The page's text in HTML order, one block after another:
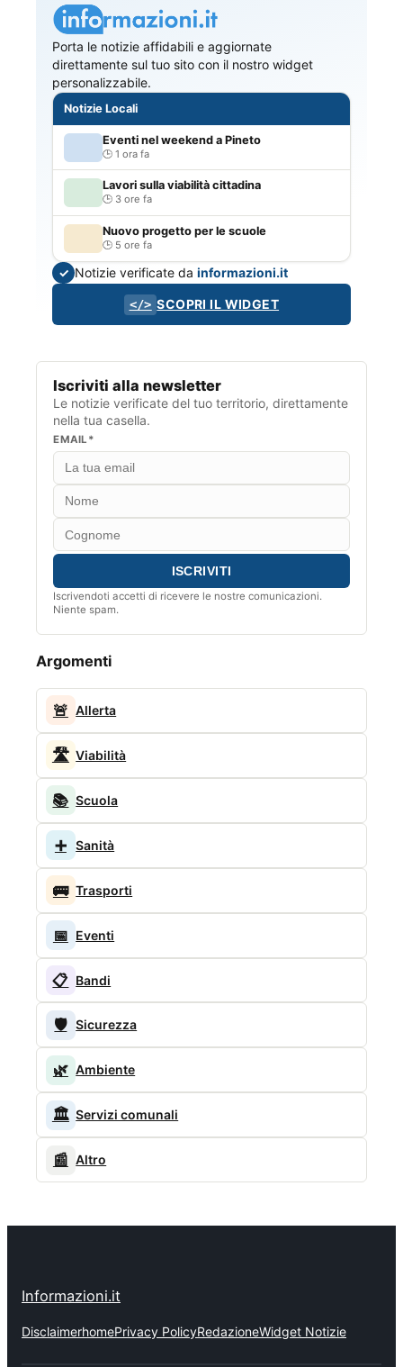
Porta le notizie affidabili e aggiornate
direttamente sul tuo sito con il nostro widget
personalizzabile.
Notizie Locali
Eventi nel weekend a Pineto
1 ora fa
Lavori sulla viabilità cittadina
3 ore fa
Nuovo progetto per le scuole
5 ore fa
✓ Notizie verificate dainformazioni.it
</> SCOPRI IL WIDGET
Iscriviti alla newsletter
Le notizie verificate del tuo territorio, direttamente
nella tua casella.
EMAIL*
Iscrivendoti accetti di ricevere le nostre comunicazioni.
Niente spam.
Argomenti
🚨 Allerta
🛣️ Viabilità
📚 Scuola
➕ Sanità
🚌 Trasporti
📅 Eventi
📋 Bandi
🛡️ Sicurezza
🌿 Ambiente
🏛️ Servizi comunali
📰 Altro
Informazioni.it
DisclaimerhomePrivacy PolicyRedazioneWidget Notizie